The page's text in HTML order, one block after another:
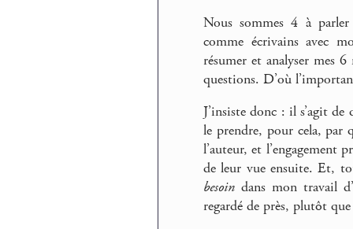
Nous sommes 4 à
comme écrivains avec
résumer et analyser mes
questions. D’où
J’insiste donc : il s’agit
le prendre, pour cela, par
l’auteur, et l’engagement
de leur vue ensuite. Et,
besoin dans mon travail
regardé de près, plutôt que